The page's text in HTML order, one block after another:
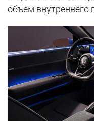
объем внутреннего